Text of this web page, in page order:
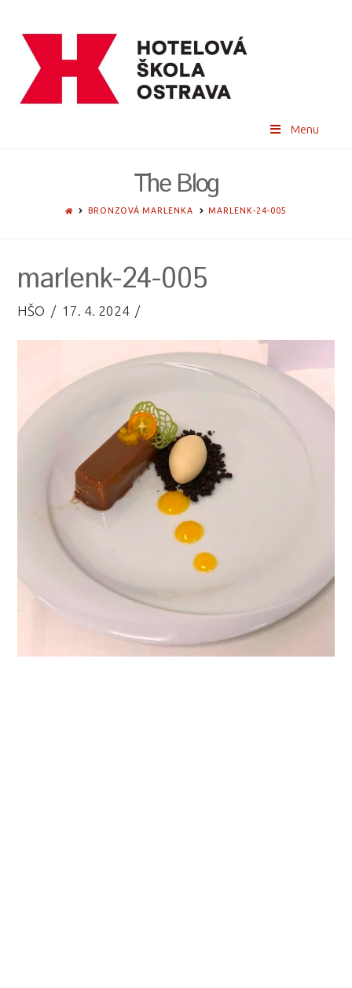
Menu
The Blog
HOMEBRONZOVÁ MARLENKA MARLENK-24-005
marlenk-24-005
HŠO 17. 4. 2024